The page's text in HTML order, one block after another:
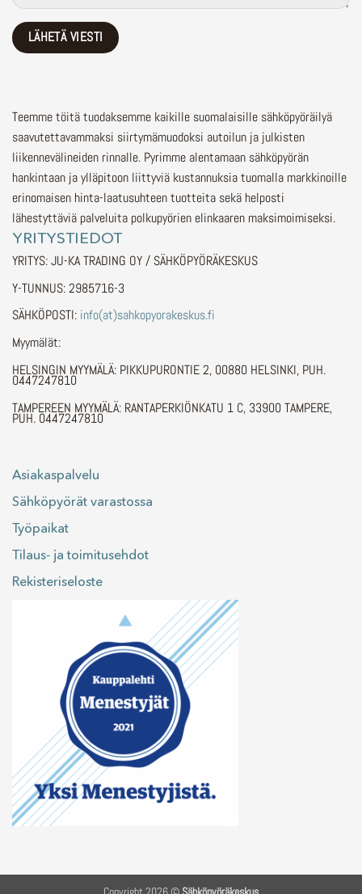
Teemme töitä tuodaksemme kaikille suomalaisille sähköpyöräilyä
saavutettavammaksi siirtymämuodoksi autoilun ja julkisten
liikennevälineiden rinnalle. Pyrimme alentamaan sähköpyörän
hankintaan ja ylläpitoon liittyviä kustannuksia tuomalla markkinoille
erinomaisen hinta-laatusuhteen tuotteita sekä helposti
lähestyttäviä palveluita polkupyörien elinkaaren maksimoimiseksi.
YRITYSTIEDOT
YRITYS: JU-KA TRADING OY / SÄHKÖPYÖRÄKESKUS
Y-TUNNUS: 2985716-3
SÄHKÖPOSTI: info(at)sahkopyorakeskus.fi
Myymälät:
HELSINGIN MYYMÄLÄ: PIKKUPURONTIE 2, 00880 HELSINKI, PUH.
0447247810
TAMPEREEN MYYMÄLÄ: RANTAPERKIÖNKATU 1 C, 33900 TAMPERE,
PUH. 0447247810
Asiakaspalvelu
Sähköpyörät varastossa
Työpaikat
Tilaus- ja toimitusehdot
Rekisteriseloste